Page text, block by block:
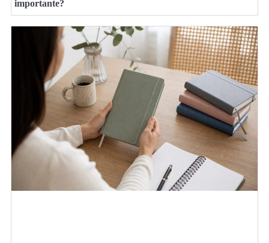
importante?